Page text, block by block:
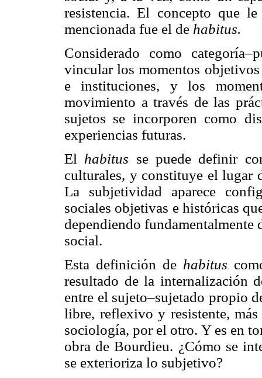
resistencia. El concepto que
mencionada fue el de habitus.
Considerado como
vincular los momentos
e instituciones, y los
movimiento a través de las
sujetos se incorporen como
experiencias futuras.
El habitus se puede definir
culturales, y constituye el lugar
La subjetividad aparece
sociales objetivas e históricas
dependiendo fundamentalmente
social.
Esta definición de habitus
resultado de la internalización
entre el sujeto–sujetado propio
libre, reflexivo y resistente,
sociología, por el otro. Y es en
obra de Bourdieu. ¿Cómo se
se exterioriza lo subjetivo?